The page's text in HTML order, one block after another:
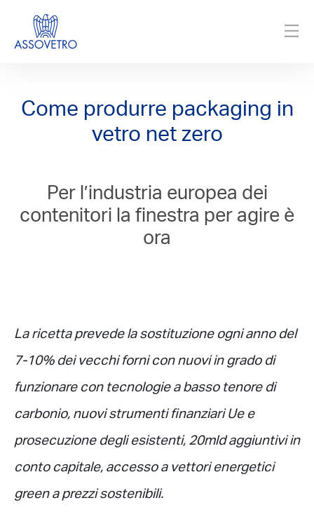
Come produrre packaging in
vetro net zero
Per l’industria europea dei
contenitori la finestra per agire è
ora
La ricetta prevede la sostituzione ogni anno del
7-10% dei vecchi forni con nuovi in grado di
funzionare con tecnologie a basso tenore di
carbonio, nuovi strumenti finanziari Ue e
prosecuzione degli esistenti, 20mld aggiuntivi in
conto capitale, accesso a vettori energetici
green a prezzi sostenibili.